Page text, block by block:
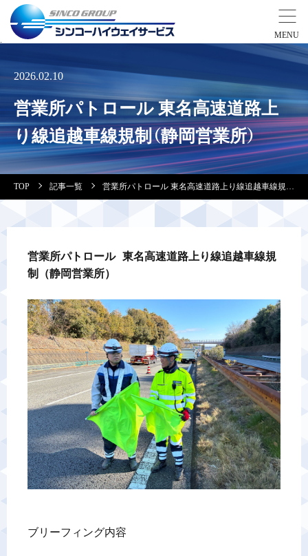
営業拠点
会社案内・実績紹介
警備業標識
反社会的勢力排除宣言
カスタマーハラスメントに対する基本方針
プライバシーポリシー
2026.02.10
営業所パトロール 東名高速道路上
り線追越車線規制（静岡営業所）
TOP 記事一覧 営業所パトロール 東名高速道路上り線追越車線規制（静岡営業所）
営業所パトロール 東名高速道路上り線追越車線規
制（静岡営業所）
ブリーフィング内容